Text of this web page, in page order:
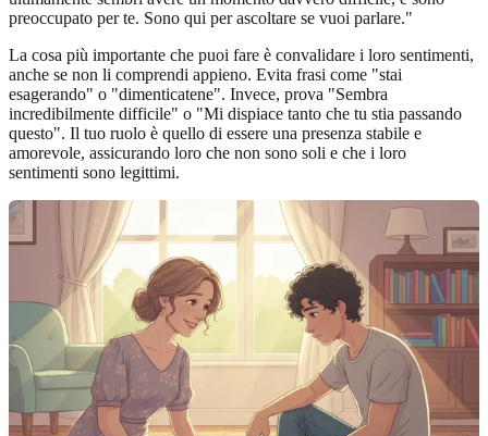
preoccupato per te. Sono qui per ascoltare se vuoi parlare."
La cosa più importante che puoi fare è convalidare i loro sentimenti,
anche se non li comprendi appieno. Evita frasi come "stai
esagerando" o "dimenticatene". Invece, prova "Sembra
incredibilmente difficile" o "Mi dispiace tanto che tu stia passando
questo". Il tuo ruolo è quello di essere una presenza stabile e
amorevole, assicurando loro che non sono soli e che i loro
sentimenti sono legittimi.